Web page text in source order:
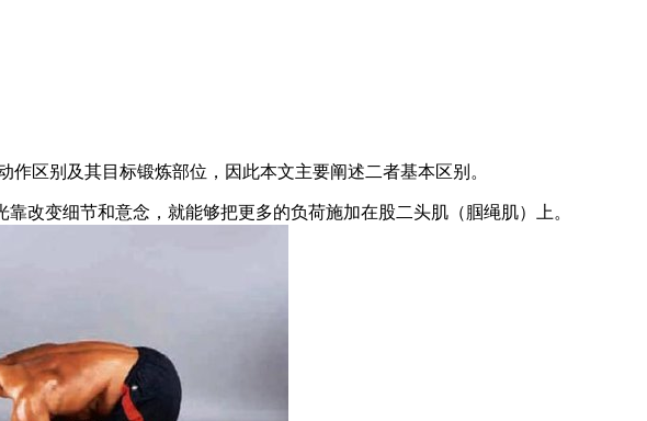
区别及其目标锻炼部位，因此本文主要阐述二者基本区别。
改变细节和意念，就能够把更多的负荷施加在股二头肌（腘绳肌）上。